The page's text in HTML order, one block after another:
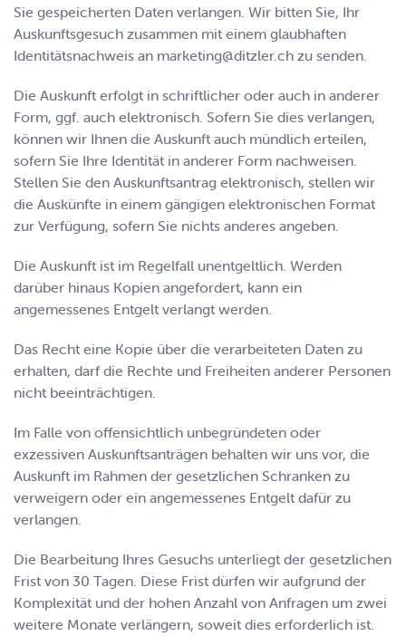
Sie gespeicherten Daten verlangen. Wir bitten Sie, Ihr
Auskunftsgesuch zusammen mit einem glaubhaften
Identitätsnachweis an marketing@ditzler.ch zu senden.
Die Auskunft erfolgt in schriftlicher oder auch in anderer
Form, ggf. auch elektronisch. Sofern Sie dies verlangen,
können wir Ihnen die Auskunft auch mündlich erteilen,
sofern Sie Ihre Identität in anderer Form nachweisen.
Stellen Sie den Auskunftsantrag elektronisch, stellen wir
die Auskünfte in einem gängigen elektronischen Format
zur Verfügung, sofern Sie nichts anderes angeben.
Die Auskunft ist im Regelfall unentgeltlich. Werden
darüber hinaus Kopien angefordert, kann ein
angemessenes Entgelt verlangt werden.
Das Recht eine Kopie über die verarbeiteten Daten zu
erhalten, darf die Rechte und Freiheiten anderer Personen
nicht beeinträchtigen.
Im Falle von offensichtlich unbegründeten oder
exzessiven Auskunftsanträgen behalten wir uns vor, die
Auskunft im Rahmen der gesetzlichen Schranken zu
verweigern oder ein angemessenes Entgelt dafür zu
verlangen.
Die Bearbeitung Ihres Gesuchs unterliegt der gesetzlichen
Frist von 30 Tagen. Diese Frist dürfen wir aufgrund der
Komplexität und der hohen Anzahl von Anfragen um zwei
weitere Monate verlängern, soweit dies erforderlich ist.